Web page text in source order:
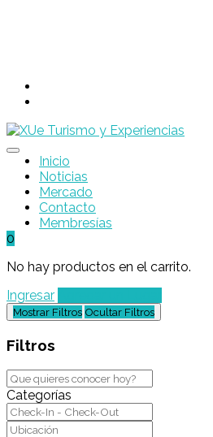
Inicio
Noticias
Mercado
Contacto
Membresías
0
No hay productos en el carrito.
Ingresar
Mostrar Filtros Ocultar Filtros
Filtros
Categorías